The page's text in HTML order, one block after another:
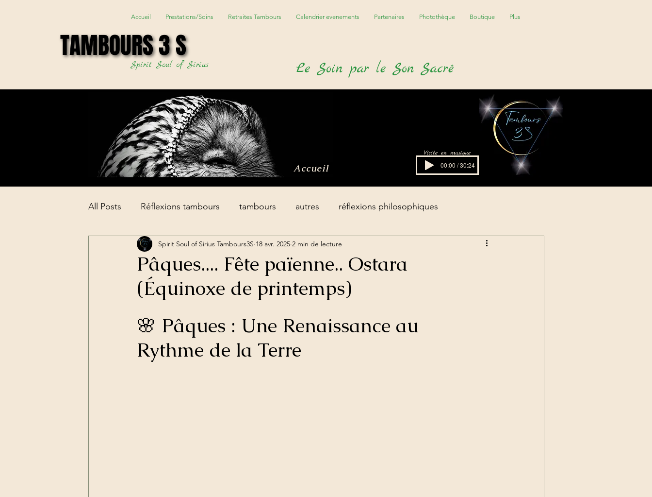
TAMBOURS 3 S
TAMBOURS 3 S
Le Soin par le Son Sacré
Spirit Soul of Sirius
Accueil Prestations/Soins Retraites Tambours Calendrier evenements Partenaires Photothèque Boutique Plus
Accueil
Visite en musique
00:00 / 30:24
All Posts Réflexions tambours tambours autres réflexions philosophiques
Pâques.... Fête païenne.. Ostara
(Équinoxe de printemps)
Spirit Soul of Sirius Tambours3S 18 avr. 2025 2 min de lecture
🌸 Pâques : Une Renaissance au
Rythme de la Terre